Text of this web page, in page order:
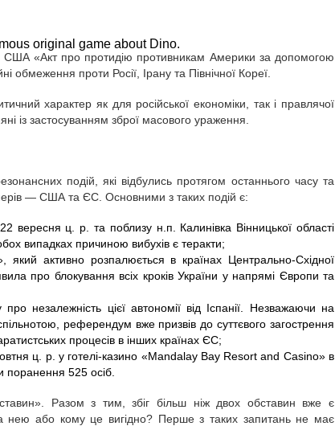
original game about Dino.
«Акт про протидію противникам Америки за допомогою
обмеження проти Росії, Ірану та Північної Кореї.
характер як для російської економіки, так і правлячої
із застосуванням зброї масового ураження.
подій, які відбулись протягом останнього часу та
— США та ЄС. Основними з таких подій є:
вересня ц. р. та поблизу н.п. Калинівка Вінницької області
випадках причиною вибухів є теракти;
який активно розпалюється в країнах Центрально-Східної
про блокування всіх кроків України у напрямі Європи та
незалежність цієї автономії від Іспанії. Незважаючи на
референдум вже призвів до суттєвого загострення
процесів в інших країнах ЄС;
ц. р. у готелі-казино «Mandalay Bay Resort and Casino» в
525 осіб.
Разом з тим, збіг більш ніж двох обставин вже є
нею або кому це вигідно? Перше з таких запитань не має